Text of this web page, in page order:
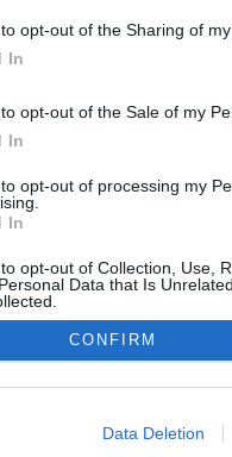
opt-out of the Sharing of
In
opt-out of the Sale of my
In
opt-out of processing my
In
opt-out of Collection, Use,
Data that Is
In
CONFIRM
Data Deletion